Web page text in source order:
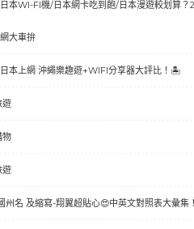
日本WI-FI機/日本網卡吃到飽/日本漫遊較划算？
網大車拚
日本上網 沖繩樂趣遊+WIFI分享器大評比！🏝
遊
物
遊
州名 及縮寫-翔翼超貼心😍中英文對照表大彙集！